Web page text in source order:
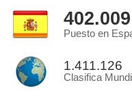
402.009
Puesto en
1.411.126
Clasifica